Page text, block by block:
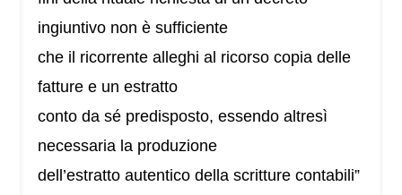
ingiuntivo non è sufficiente
che il ricorrente alleghi al ricorso copia delle
fatture e un estratto
conto da sé predisposto, essendo altresì
necessaria la produzione
dell’estratto autentico della scritture contabili”